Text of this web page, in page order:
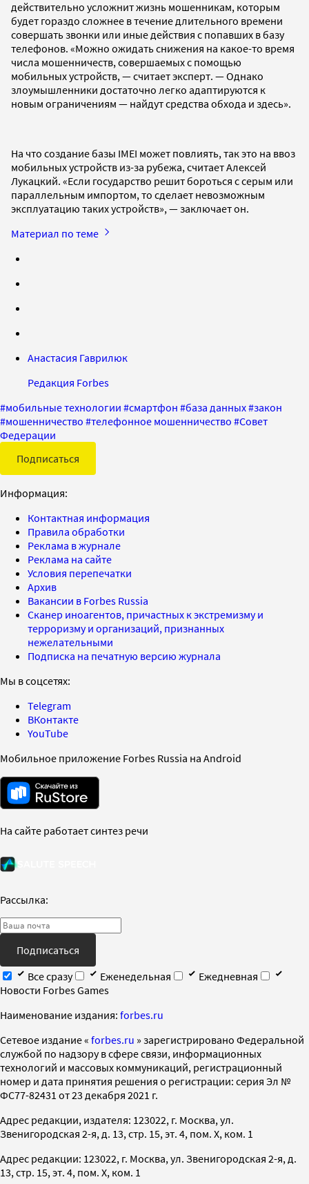
действительно усложнит жизнь мошенникам, которым
будет гораздо сложнее в течение длительного времени
cовершать звонки или иные действия с попавших в базу
телефонов. «Можно ожидать снижения на какое-то время
числа мошенничеств, совершаемых с помощью
мобильных устройств, — считает эксперт. — Однако
злоумышленники достаточно легко адаптируются к
новым ограничениям — найдут средства обхода и здесь».
На что создание базы IMEI может повлиять, так это на ввоз
мобильных устройств из-за рубежа, считает Алексей
Лукацкий. «Если государство решит бороться с серым или
параллельным импортом, то сделает невозможным
эксплуатацию таких устройств», — заключает он.
Материал по теме
Анастасия Гаврилюк
Редакция Forbes
#мобильные технологии #смартфон #база данных#закон
#мошенничество #телефонное мошенничество #Совет
Федерации
Подписаться
Информация:
Контактная информация
Правила обработки
Реклама в журнале
Реклама на сайте
Условия перепечатки
Архив
Вакансии в Forbes Russia
Сканер иноагентов, причастных к экстремизму и
терроризму и организаций, признанных
нежелательными
Подписка на печатную версию журнала
Мы в соцсетях:
Telegram
ВКонтакте
YouTube
Мобильное приложение Forbes Russia на Android
На сайте работает синтез речи
Рассылка:
Подписаться
Все сразу
Еженедельная
Ежедневная
Новости Forbes Games
Наименование издания: forbes.ru
Cетевое издание « forbes.ru » зарегистрировано Федеральной
службой по надзору в сфере связи, информационных
технологий и массовых коммуникаций, регистрационный
номер и дата принятия решения о регистрации: серия Эл №
ФС77-82431 от 23 декабря 2021 г.
Адрес редакции, издателя: 123022, г. Москва, ул.
Звенигородская 2-я, д. 13, стр. 15, эт. 4, пом. X, ком. 1
Адрес редакции: 123022, г. Москва, ул. Звенигородская 2-я, д.
13, стр. 15, эт. 4, пом. X, ком. 1